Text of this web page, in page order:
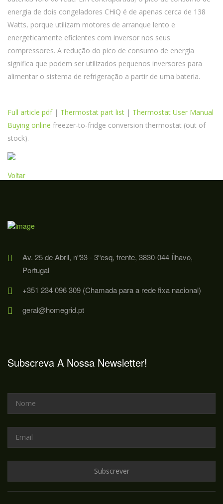
energia de dois congeladores CHiQ é de apenas cerca de 138
Watts, porque utilizam motores de arranque lento e
energeticamente eficientes com inversor nos seus
compressores. A redução do pico de consumo de energia
significa que podem ser utilizados pequenos inversores para
alimentar o sistema de refrigeração a partir de uma bateria.
Full article pdf| Thermostat part list | Thermostat User Manual
Buying online freezer-to-fridge conversion thermostat (out of
stock).
Voltar
Av. 25 de Abril, nº33 - 3ºesq, frente, 3830-044 Ílhavo,
Portugal
+351 234 096 309 (Chamada para a rede fixa nacional)
geral@homegrid.pt
Subscreva A Nossa Newsletter!